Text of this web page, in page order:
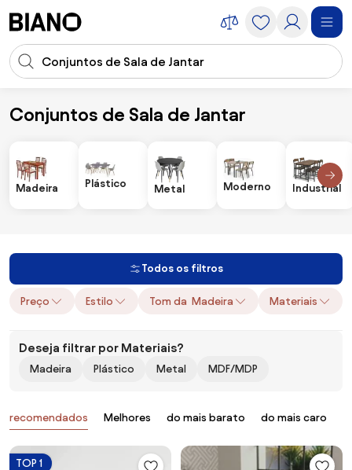
Entrada de pesquisa
Conjuntos de Sala de Jantar
Móveis Mesas Conjuntos de Sala de Jantar
Madeira Plástico Metal Moderno Industrial
Todos os filtros
Preço Estilo Tom da Madeira Materiais
Deseja filtrar por Materiais?
Madeira Plástico Metal MDF/MDP
Produtos
recomendados Melhores do mais barato do mais caro
TOP 1